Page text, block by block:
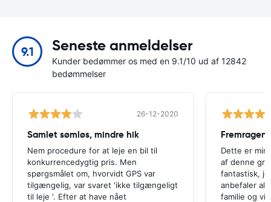
9.1 Seneste anmeldelser
Kunder bedømmer os med en 9.1/10 ud af 12842
bedømmelser
26-12-2020
Samlet sømløs, mindre hik
Nem procedure for at leje en bil til
konkurrencedygtig pris. Men
spørgsmålet om, hvorvidt GPS var
tilgængelig, var svaret 'ikke tilgængeligt
til leje '. Efter at have nået
Dette er min
af denne
fantastisk,
anbefaler
familie og vil